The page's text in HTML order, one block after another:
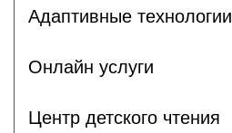
Адаптивные технологии
Онлайн услуги
Центр детского чтения